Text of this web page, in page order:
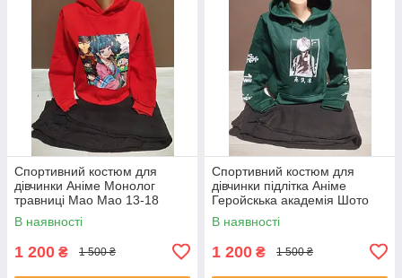
Спортивний костюм для
дівчинки Аніме Монолог
травниці Мао Мао 13-18
років Штани та худі для
дівчинки підлітка червоний
В наявності
1 200 ₴ 1 500 ₴
Спортивний костюм для
дівчинки підлітка Аніме
Геройскька академія Шото
Тодорокі 13-18 років Штани
та худі зелений
В наявності
1 200 ₴ 1 500 ₴